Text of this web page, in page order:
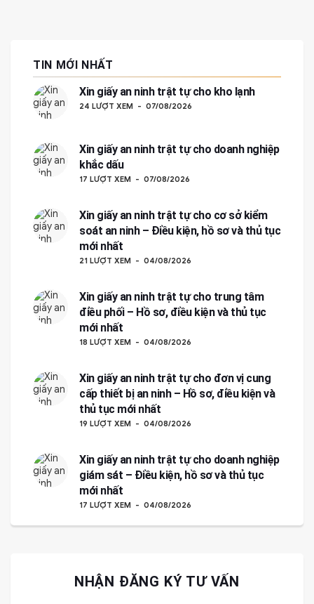
TIN MỚI NHẤT
Xin giấy an ninh trật tự cho kho lạnh
24 LƯỢT XEM 07/08/2026
Xin giấy an ninh trật tự cho doanh nghiệp
khắc dấu
17 LƯỢT XEM 07/08/2026
Xin giấy an ninh trật tự cho cơ sở kiểm
soát an ninh – Điều kiện, hồ sơ và thủ tục
mới nhất
21 LƯỢT XEM 04/08/2026
Xin giấy an ninh trật tự cho trung tâm
điều phối – Hồ sơ, điều kiện và thủ tục
mới nhất
18 LƯỢT XEM 04/08/2026
Xin giấy an ninh trật tự cho đơn vị cung
cấp thiết bị an ninh – Hồ sơ, điều kiện và
thủ tục mới nhất
19 LƯỢT XEM 04/08/2026
Xin giấy an ninh trật tự cho doanh nghiệp
giám sát – Điều kiện, hồ sơ và thủ tục
mới nhất
17 LƯỢT XEM 04/08/2026
NHẬN ĐĂNG KÝ TƯ VẤN